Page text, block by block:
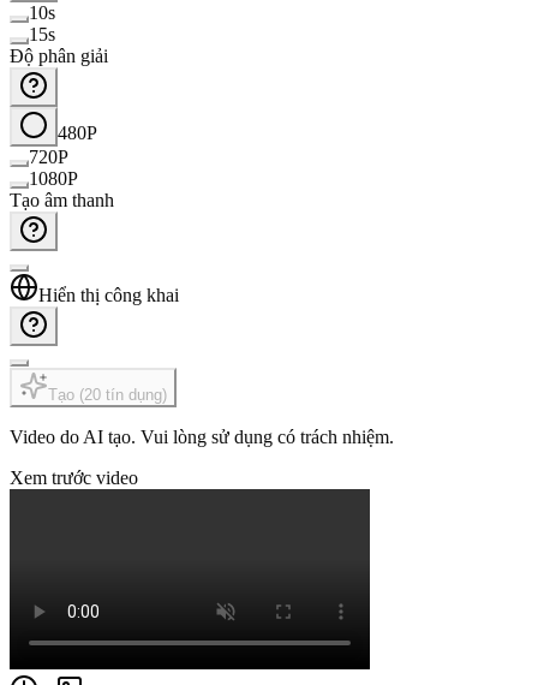
10s
15s
Độ phân giải
480P
720P
1080P
Tạo âm thanh
Hiển thị công khai
Tạo (20 tín dụng)
Video do AI tạo. Vui lòng sử dụng có trách nhiệm.
Xem trước video